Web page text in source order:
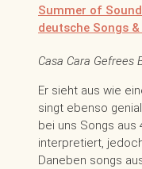
Summer of
deutsche Songs &
Casa Cara Gefrees
Er sieht aus wie
singt ebenso
bei uns Songs aus
interpretiert,
Daneben songs